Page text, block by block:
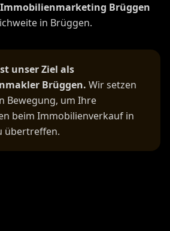
Brüggen
in Brüggen.
unser Ziel als
Brüggen. Wir setzen
Bewegung, um Ihre
beim Immobilienverkauf in
übertreffen.